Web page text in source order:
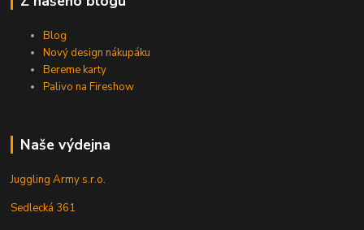
Blog
Nový design nákupáku
Bereme karty
Palivo na Fireshow
Naše výdejna
Juggling Army s.r.o.
Sedlecká 361